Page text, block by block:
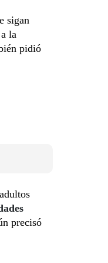
sigan
la
pidió
precisó